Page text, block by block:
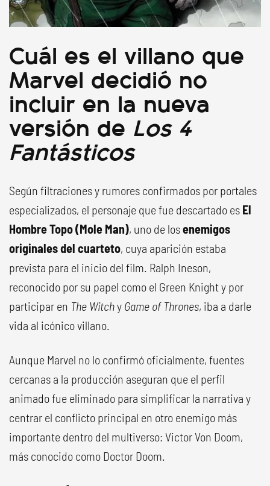
Cuál es el villano que
Marvel decidió no
incluir en la nueva
versión de Los 4
Fantásticos
Según filtraciones y rumores confirmados por portales
especializados, el personaje que fue descartado es El
Hombre Topo (Mole Man), uno de losenemigos
originales del cuarteto, cuya aparición estaba
prevista para el inicio del film. Ralph Ineson,
reconocido por su papel como el Green Knight y por
participar en The Witchy Game of Thrones, iba a darle
vida al icónico villano.
Aunque Marvel no lo confirmó oficialmente, fuentes
cercanas a la producción aseguran que el perfil
animado fue eliminado para simplificar la narrativa y
centrar el conflicto principal en otro enemigo más
importante dentro del multiverso: Victor Von Doom,
más conocido como Doctor Doom.